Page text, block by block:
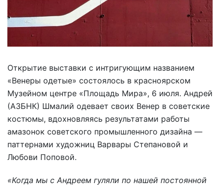
Открытие выставки с интригующим названием
«Венеры одетые» состоялось в красноярском
Музейном центре «Площадь Мира», 6 июля. Андрей
(АЗБНК) Шмалий одевает своих Венер в советские
костюмы, вдохновляясь результатами работы
амазонок советского промышленного дизайна —
паттернами художниц Варвары Степановой и
Любови Поповой.
«Когда мы с Андреем гуляли по нашей постоянной